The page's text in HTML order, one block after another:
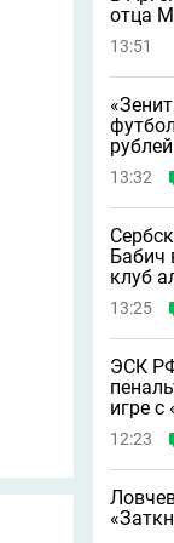
отца
13:51
рублей
13:32
Бабич
клуб
13:25
ЭСК
игре
12:23